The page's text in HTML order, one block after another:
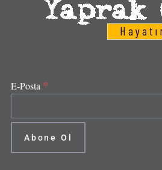
E-Posta *